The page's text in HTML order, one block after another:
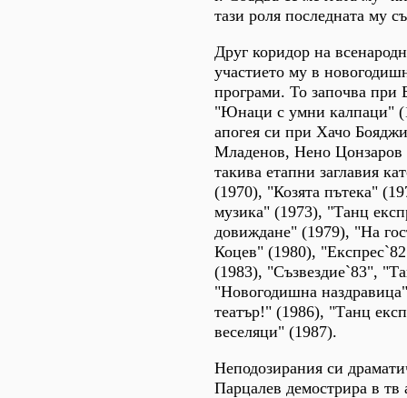
тази роля последната му
Друг коридор на
участието му в
програми. То започва при
"Юнаци с умни калпаци"
апогея си при Хачо
Младенов, Нено
такива етапни заглавия
(1970), "Козята пътека"
музика" (1973), "Танц
довиждане" (1979), "На
Коцев" (1980),
(1983), "Съзвездие`83",
"Новогодишна
театър!" (1986), "Танц
веселяци" (1987).
Неподозирания си
Парцалев демострира в тв